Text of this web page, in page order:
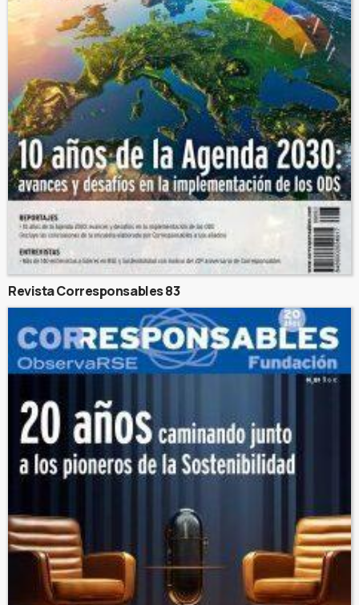
Revista Corresponsables 83